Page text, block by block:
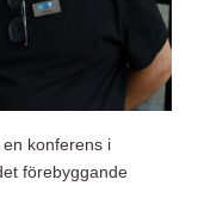
konferens i
förebyggande